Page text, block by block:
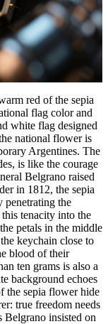
red of the sepia
flag color and
white flag designed
national flower is
Argentines. The
is like the courage
Belgrano raised
in 1812, the sepia
penetrating the
tenacity into the
petals in the middle
keychain close to
blood of their
ten grams is also a
background echoes
the sepia flower hide
true freedom needs
Belgrano insisted on